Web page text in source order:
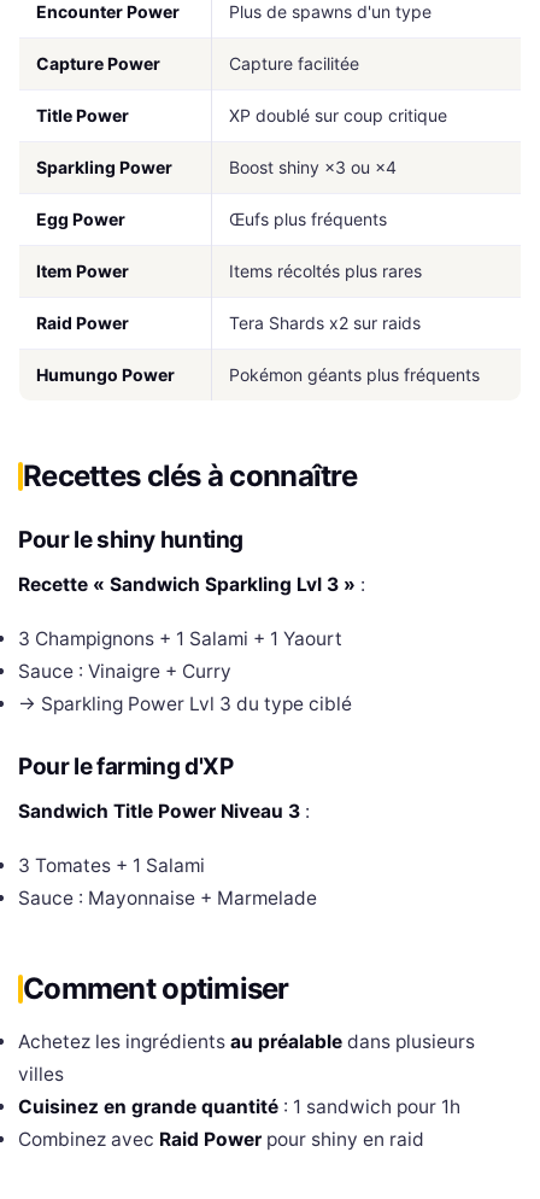
Encounter Power Plus de spawns d'un type
Capture Power Capture facilitée
Title Power XP doublé sur coup critique
Sparkling Power Boost shiny ×3 ou ×4
Egg Power Œufs plus fréquents
Item Power Items récoltés plus rares
Raid Power Tera Shards x2 sur raids
Humungo Power Pokémon géants plus fréquents
Recettes clés à connaître
Pour le shiny hunting
Recette « Sandwich Sparkling Lvl 3 » :
3 Champignons + 1 Salami + 1 Yaourt
Sauce : Vinaigre + Curry
→ Sparkling Power Lvl 3 du type ciblé
Pour le farming d'XP
Sandwich Title Power Niveau 3 :
3 Tomates + 1 Salami
Sauce : Mayonnaise + Marmelade
Comment optimiser
Achetez les ingrédients au préalable dans plusieurs
villes
Cuisinez en grande quantité : 1 sandwich pour 1h
Combinez avec Raid Power pour shiny en raid